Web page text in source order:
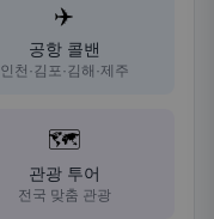
✈️
공항 콜밴
인천·김포·김해·제주
🗺️
관광 투어
전국 맞춤 관광